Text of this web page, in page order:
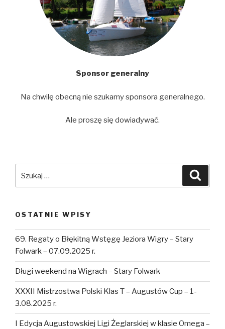
Sponsor generalny
Na chwilę obecną nie szukamy sponsora generalnego.
Ale proszę się dowiadywać.
OSTATNIE WPISY
69. Regaty o Błękitną Wstęgę Jeziora Wigry – Stary
Folwark – 07.09.2025 r.
Długi weekend na Wigrach – Stary Folwark
XXXII Mistrzostwa Polski Klas T – Augustów Cup – 1-
3.08.2025 r.
I Edycja Augustowskiej Ligi Żeglarskiej w klasie Omega –